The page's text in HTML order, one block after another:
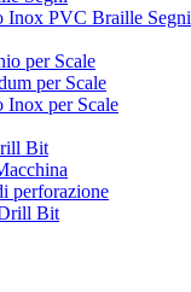
Inox PVC Braille Segni
per Scale
per Scale
Inox per Scale
Bit
perforazione
Bit